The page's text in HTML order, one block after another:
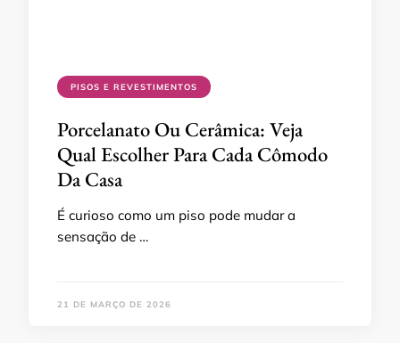
PISOS E REVESTIMENTOS
Porcelanato Ou Cerâmica: Veja
Qual Escolher Para Cada Cômodo
Da Casa
É curioso como um piso pode mudar a
sensação de …
21 DE MARÇO DE 2026